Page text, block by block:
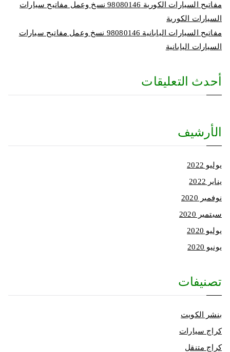
مفاتيح السيارات الكورية 98080146‬ نسخ وعمل مفاتيح سيارات
السيارات الكورية
مفاتيح السيارات اليابانية 98080146‬ نسخ وعمل مفاتيح سيارات
السيارات اليابانية
أحدث التعليقات
الأرشيف
يوليو 2022
يناير 2022
نوفمبر 2020
سبتمبر 2020
يوليو 2020
يونيو 2020
تصنيفات
بنشر الكويت
كراج سيارات
كراج متنقل